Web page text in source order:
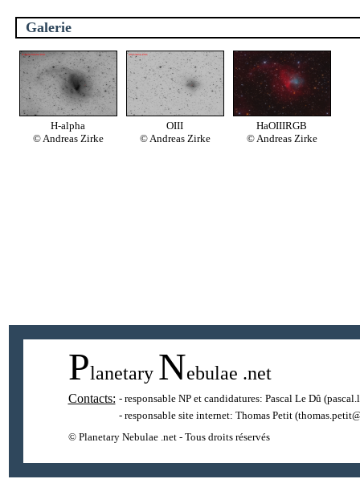
Galerie
H-alpha
© Andreas Zirke
OIII
© Andreas Zirke
HaOIIIRGB
© Andreas Zirke
Planetary Nebulae .net
Contacts: - responsable NP et candidatures: Pascal Le Dû
- responsable site internet: Thomas Petit
© Planetary Nebulae .net - Tous droits réservés